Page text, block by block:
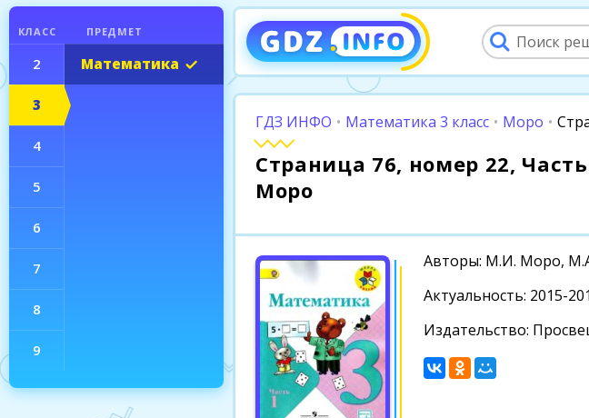
ГДЗ ИНФО • Математика 3 класс • Моро •
Страница 76, номер 22,
Моро
Авторы: М.И. Моро,
Актуальность: 2015-
Издательство:
КЛАСС ПРЕДМЕТ
2
3
Математика
4
5
6
7
8
9